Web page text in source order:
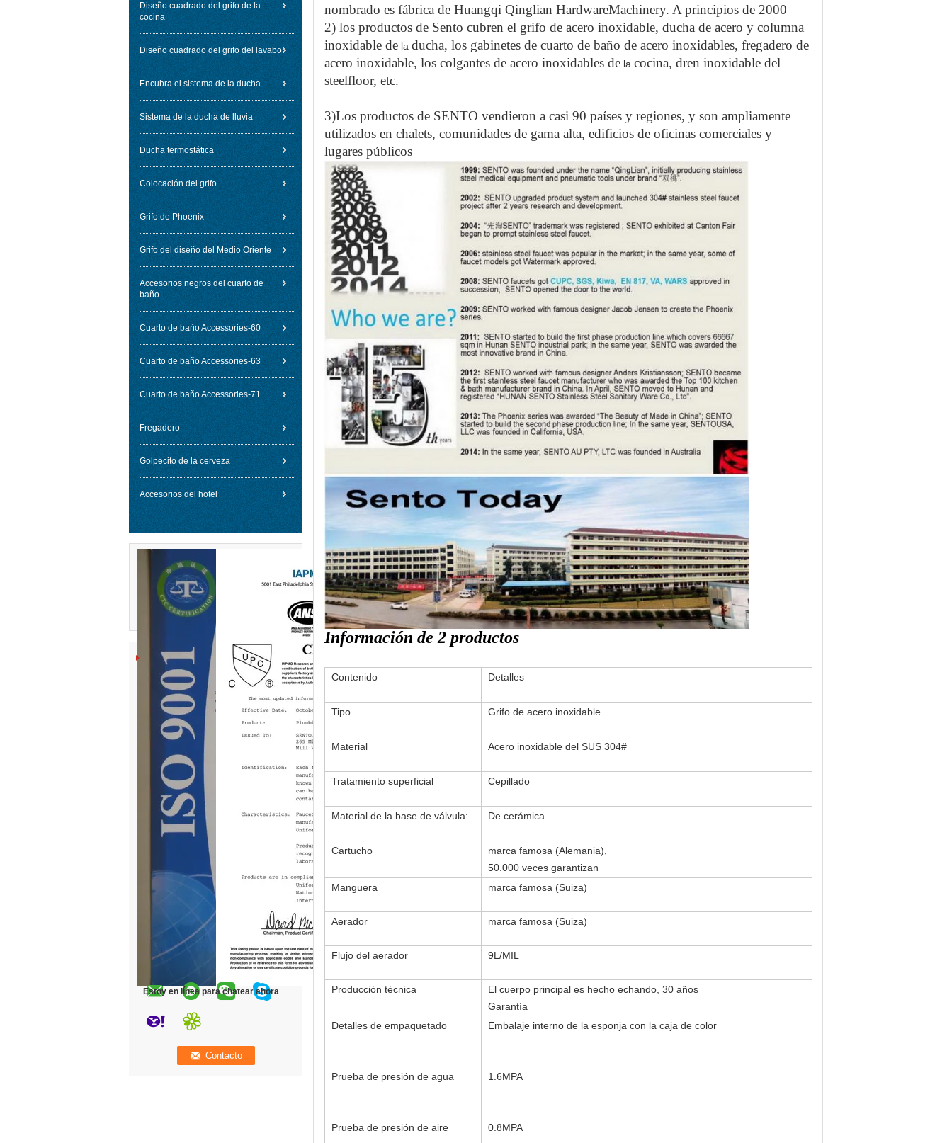
Diseño cuadrado del grifo de la
cocina
Diseño cuadrado del grifo del lavabo
Encubra el sistema de la ducha
Sistema de la ducha de lluvia
Ducha termostática
Colocación del grifo
Grifo de Phoenix
Grifo del diseño del Medio Oriente
Accesorios negros del cuarto de
baño
Cuarto de baño Accessories-60
Cuarto de baño Accessories-63
Cuarto de baño Accessories-71
Fregadero
Golpecito de la cerveza
Accesorios del hotel
Estoy en línea para chatear ahora
nombrado es fábrica de Huangqi Qinglian HardwareMachinery. A principios de 2000
2) los productos de Sento cubren el grifo de acero inoxidable, ducha de acero y columna
inoxidable de la ducha, los gabinetes de cuarto de baño de acero inoxidables, fregadero de
acero inoxidable, los colgantes de acero inoxidables de la cocina, dren inoxidable del
steelfloor, etc.
3)Los productos de SENTO vendieron a casi 90 países y regiones, y son ampliamente
utilizados en chalets, comunidades de gama alta, edificios de oficinas comerciales y
lugares públicos
Información de 2 productos
Contenido Detalles
Tipo Grifo de acero inoxidable
Material Acero inoxidable del SUS 304#
Tratamiento superficial Cepillado
Material de la base de válvula: De cerámica
Cartucho
marca famosa (Alemania),
50.000 veces garantizan
Manguera
marca famosa (Suiza)
Aerador marca famosa (Suiza)
Flujo del aerador 9L/MIL
Producción técnica
El cuerpo principal es hecho echando, 30 años
Garantía
Detalles de empaquetado
Embalaje interno de la esponja con la caja de color
Prueba de presión de agua 1.6MPA
Prueba de presión de aire 0.8MPA